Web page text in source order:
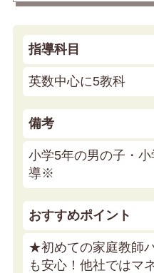
指導科目
英数中心に5教科
備考
小学5年の男の子・
導※
おすすめポイント
★初めての家庭教師
も安心！他社ではマ